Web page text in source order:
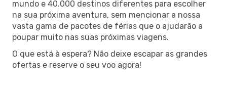
mundo e 40.000 destinos diferentes para escolher
na sua próxima aventura, sem mencionar a nossa
vasta gama de pacotes de férias que o ajudarão a
poupar muito nas suas próximas viagens.
O que está à espera? Não deixe escapar as grandes
ofertas e reserve o seu voo agora!